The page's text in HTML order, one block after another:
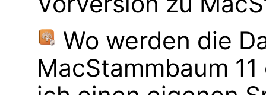
Wo werden die
MacStammbaum